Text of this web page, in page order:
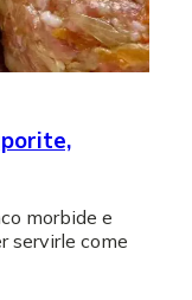
morbide e
servirle come